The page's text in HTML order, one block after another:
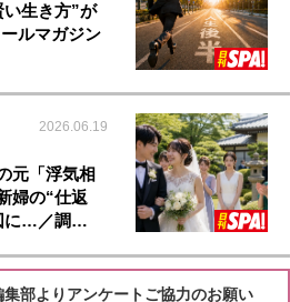
い生き方”が
ルマガジン
2026.06.19
元「浮気相
婦の“仕返
に…／調…